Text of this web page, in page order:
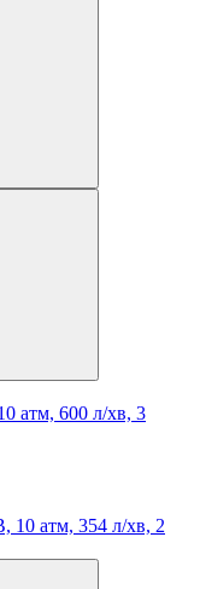
атм, 600 л/хв, 3